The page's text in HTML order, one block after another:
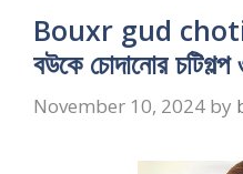
Bouxr gud
বউকে চোদানোর চটিগল্প
November 10, 2024 by